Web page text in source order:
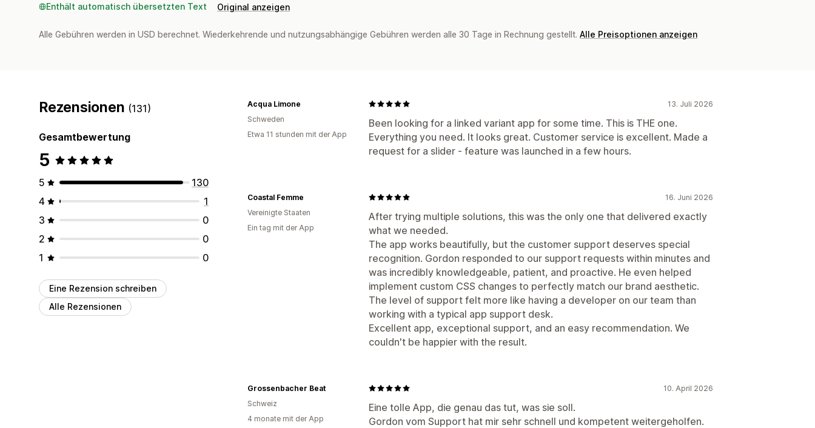
Enthält automatisch übersetzten Text Original anzeigen
Alle Gebühren werden in USD berechnet. Wiederkehrende und nutzungsabhängige Gebühren werden alle 30 Tage in Rechnung gestellt. Alle Preisoptionen anzeigen
Rezensionen (131)
Gesamtbewertung
5
5
130
4
1
3
0
2
0
1
0
Eine Rezension schreiben
Alle Rezensionen
13. Juli 2026
Been looking for a linked variant app for some time. This is THE one.
Everything you need. It looks great. Customer service is excellent. Made a
request for a slider - feature was launched in a few hours.
Acqua Limone
Schweden
Etwa 11 stunden mit der App
16. Juni 2026
After trying multiple solutions, this was the only one that delivered exactly
what we needed.
The app works beautifully, but the customer support deserves special
recognition. Gordon responded to our support requests within minutes and
was incredibly knowledgeable, patient, and proactive. He even helped
implement custom CSS changes to perfectly match our brand aesthetic.
The level of support felt more like having a developer on our team than
working with a typical app support desk.
Excellent app, exceptional support, and an easy recommendation. We
couldn't be happier with the result.
Coastal Femme
Vereinigte Staaten
Ein tag mit der App
10. April 2026
Eine tolle App, die genau das tut, was sie soll.
Gordon vom Support hat mir sehr schnell und kompetent weitergeholfen.
Grossenbacher Beat
Schweiz
4 monate mit der App